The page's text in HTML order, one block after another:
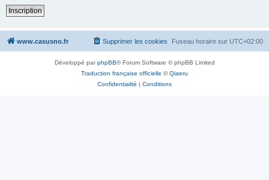
Inscription
www.casusno.fr Fuseau horaire sur UTC+02:00
Supprimer les cookies
Développé parphpBB® Forum Software © phpBB Limited
Traduction française officielle ©Qiaeru
Confidentialité | Conditions